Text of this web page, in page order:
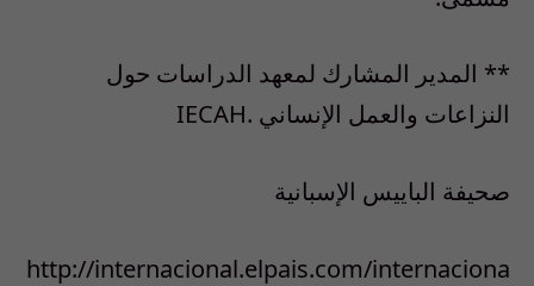
** المدير المشارك لمعهد الدراسات حول
النزاعات والعمل الإنساني .IECAH
صحيفة الباييس الإسبانية
http://internacional.elpais.com/internaciona